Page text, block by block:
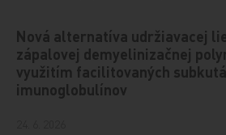
Nová alternatíva udržiavacej
zápalovej demyelinizačnej
využitím facilitovaných
imunoglobulínov